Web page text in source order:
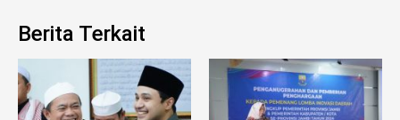
Berita Terkait